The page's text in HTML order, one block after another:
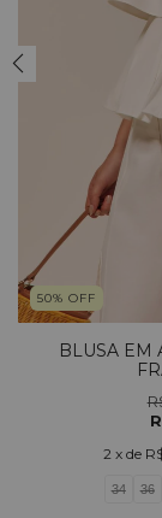
50% OFF
BLUSA EM
2 x de
34 36